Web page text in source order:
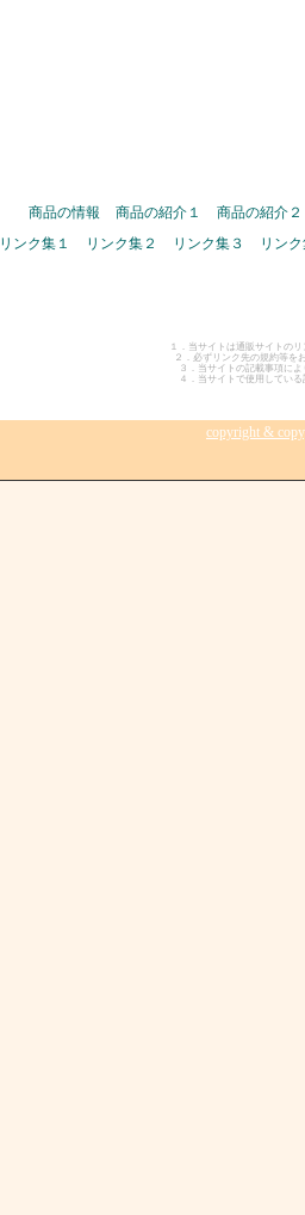
商品の情報 商品の紹介１
商品の紹介２
リンク集１
リンク集２ リンク集３ リン
１．当サイトは通販サイト
２．必ずリンク先の規約等
３．当サイトの記載事項に
４．当サイトで使用してい
copyright &